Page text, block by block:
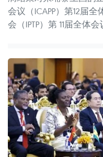
会议（ICAPP）第12届
会（IPTP）第 11届全体会